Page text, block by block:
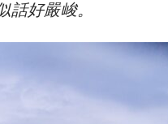
好嚴峻。